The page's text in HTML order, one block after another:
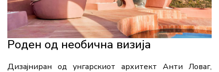
Роден од необична визија
Дизајниран од унгарскиот архитект Анти Ловаг,